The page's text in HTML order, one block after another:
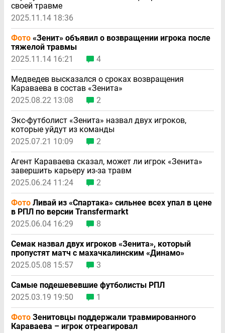
своей травме
2025.11.14 18:36
Фото «Зенит» объявил о возвращении игрока после
тяжелой травмы
2025.11.14 16:21
4
Медведев высказался о сроках возвращения
Караваева в состав «Зенита»
2025.08.22 13:08
2
Экс-футболист «Зенита» назвал двух игроков,
которые уйдут из команды
2025.07.21 10:09
2
Агент Караваева сказал, может ли игрок «Зенита»
завершить карьеру из-за травм
2025.06.24 11:24
2
Фото Ливай из «Спартака» сильнее всех упал в цене
в РПЛ по версии Transfermarkt
2025.06.04 16:29
8
Семак назвал двух игроков «Зенита», который
пропустят матч с махачкалинским «Динамо»
2025.05.08 15:57
3
Самые подешевевшие футболисты РПЛ
2025.03.19 19:50
1
Фото Зенитовцы поддержали травмированного
Караваева – игрок отреагировал